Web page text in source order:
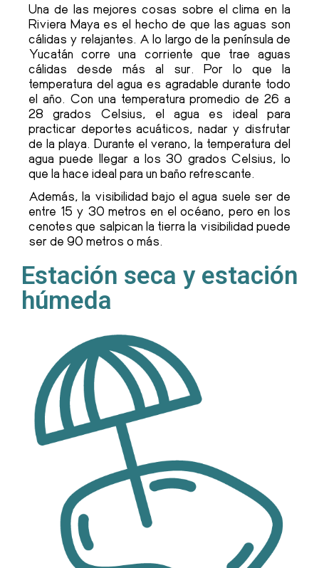
Una de las mejores cosas sobre el clima en la
Riviera Maya es el hecho de que las aguas son
cálidas y relajantes. A lo largo de la península de
Yucatán corre una corriente que trae aguas
cálidas desde más al sur. Por lo que la
temperatura del agua es agradable durante todo
el año. Con una temperatura promedio de 26 a
28 grados Celsius, el agua es ideal para
practicar deportes acuáticos, nadar y disfrutar
de la playa. Durante el verano, la temperatura del
agua puede llegar a los 30 grados Celsius, lo
que la hace ideal para un baño refrescante.
Además, la visibilidad bajo el agua suele ser de
entre 15 y 30 metros en el océano, pero en los
cenotes que salpican la tierra la visibilidad puede
ser de 90 metros o más.
Estación seca y estación
húmeda